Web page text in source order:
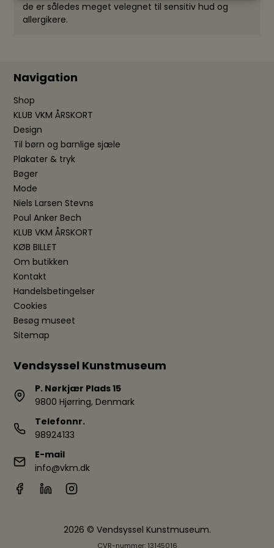
de er således meget velegnet til sensitiv hud og
allergikere.
Navigation
Shop
KLUB VKM ÅRSKORT
Design
Til børn og barnlige sjæle
Plakater & tryk
Bøger
Mode
Niels Larsen Stevns
Poul Anker Bech
KLUB VKM ÅRSKORT
KØB BILLET
Om butikken
Kontakt
Handelsbetingelser
Cookies
Besøg museet
Sitemap
Vendsyssel Kunstmuseum
P. Nørkjær Plads 15
9800 Hjørring, Denmark
Telefonnr.
98924133
E-mail
info@vkm.dk
2026 © Vendsyssel Kunstmuseum.
CVR-nummer: 13145016